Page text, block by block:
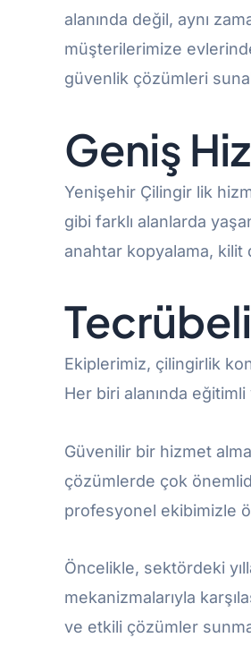
alanında değil, aynı
müşterilerimize
güvenlik çözümleri
Geniş
Yenişehir Çilingir lik
gibi farklı alanlarda
anahtar kopyalama,
Ekiplerimiz, çilingirlik
Her biri alanında eğitimli
Güvenilir bir hizmet
çözümlerde çok
profesyonel ekibimizle
Öncelikle, sektördeki
mekanizmalarıyla
ve etkili çözümler